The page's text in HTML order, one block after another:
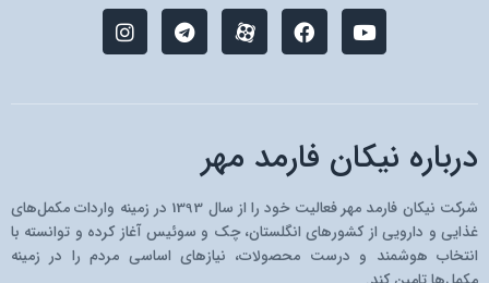
Y
o
u
e
F
a
c
o
k
M
-
i
a
a
r
a
t
T
e
l
I
n
s
درباره نیکان فارمد مهر
شرکت نیکان فارمد مهر فعالیت خود را از سال 1393 در زمینه واردات مکمل‌های
غذایی و دارویی از کشو‌رهای انگلستان، چک و سوئیس آغاز کرده و توانسته با
انتخاب هوشمند و درست محصولات، نیازهای اساسی مردم را در زمینه